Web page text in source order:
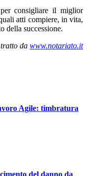
consigliare il miglior
atti compiere, in vita,
della successione.
tratto da www.notariato.it
Agile: timbratura
del danno da